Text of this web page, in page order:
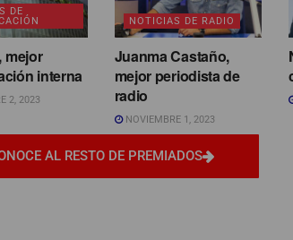
DE
mejor
interna
2, 2023
NOTICIAS DE RADIO
Juanma Castaño,
mejor periodista de
radio
NOVIEMBRE 1, 2023
AL RESTO DE PREMIADOS